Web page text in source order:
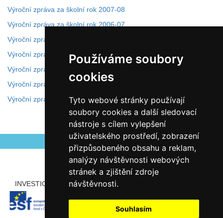
Používáme soubory
cookies
Tyto webové stránky používají
soubory cookies a další sledovací
nástroje s cílem vylepšení
uživatelského prostředí, zobrazení
přizpůsobeného obsahu a reklam,
analýzy návštěvnosti webových
stránek a zjištění zdroje
návštěvnosti.
Souhlasím
Výroční zpráva za školní rok 2007-08
Výroční zpráva za školní rok 2006-07
Výroční zpráva za školní rok 2005-06
Výroční zpráva za školní rok 2004-05
Výroční zpráva za školní rok 2003-04
Výroční zpráva za školní rok 2002-03
Výroční zpráva za školní rok 2001-02
Autor Antonín Šerý
INVESTICE ROZVOJE DO VZDĚLÁVÁNÍ